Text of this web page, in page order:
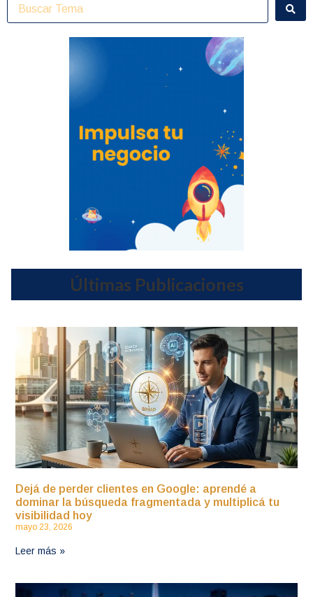
Últimas Publicaciones
Dejá de perder clientes en Google: aprendé a
dominar la búsqueda fragmentada y multiplicá tu
visibilidad hoy
mayo 23, 2026
Leer más »